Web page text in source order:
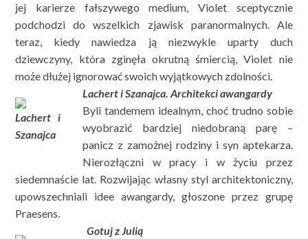
jej karierze fałszywego medium, Violet sceptycznie
podchodzi do wszelkich zjawisk paranormalnych. Ale
teraz, kiedy nawiedza ją niezwykle uparty duch
dziewczyny, która zginęła okrutną śmiercią, Violet nie
może dłużej ignorować swoich wyjątkowych zdolności.
Lachert i Szanajca. Architekci awangardy
Byli tandemem idealnym, choć trudno sobie
wyobrazić bardziej niedobraną parę –
panicz z zamożnej rodziny i syn aptekarza.
Nierozłączni w pracy i w życiu przez
siedemnaście lat. Rozwijając własny styl architektoniczny,
upowszechniali idee awangardy, głoszone przez grupę
Praesens.
Gotuj z Julią